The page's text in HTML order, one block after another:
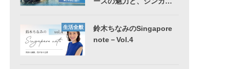
生活全般
鈴木ちなみのSingapore
note－Vol.4